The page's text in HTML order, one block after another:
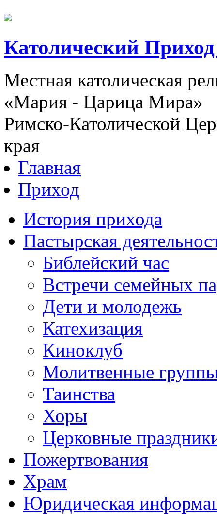
Католический
Местная католическая
«Мария - Царица Мира»
Римско-Католической
края
Главная
Приход
История прихода
Пастырская
Библейский час
Встречи семейных
Дети и молодежь
Катехизация
Киноклуб
Молитвенные
Таинства
Хоры
Церковные
Пожертвования
Храм
Юридическая